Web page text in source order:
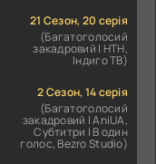
21 Сезон, 20 серія
(Багатоголосий
закадровий | НТН,
Індиго ТВ)
2 Сезон, 14 серія
(Багатоголосий
закадровий | AniUA,
Субтитри | В один
голос, Bezro Studio)